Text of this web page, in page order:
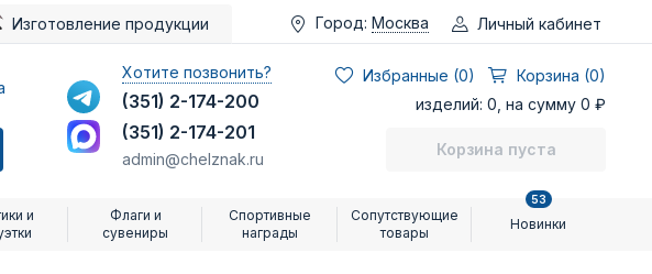
Изготовление продукции Город: Москва Личный кабинет
Хотите позвонить?
(351) 2-174-200
(351) 2-174-201
admin@chelznak.ru
Избранные (0)
Корзина (0)
изделий: 0, на сумму 0 ₽
Корзина пуста
и
Флаги и
сувениры
Спортивные
награды
Сопутствующие
товары
Новинки
53